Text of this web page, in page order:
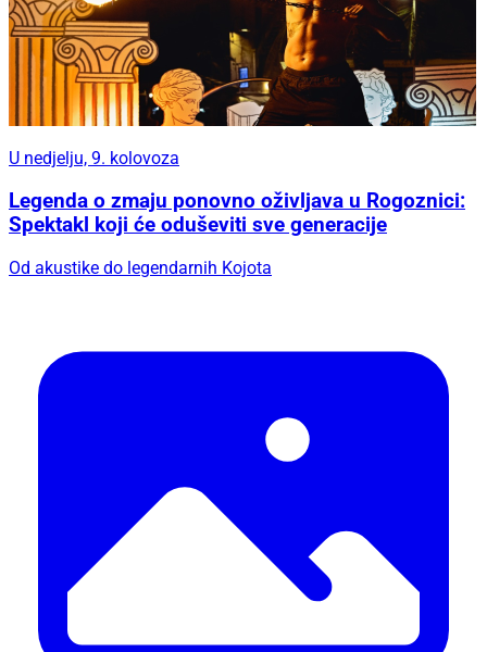
U nedjelju, 9. kolovoza
Legenda o zmaju ponovno oživljava u Rogoznici:
Od akustike do legendarnih Kojota